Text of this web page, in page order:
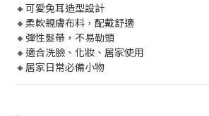
🔸可愛兔耳造型設計
🔸柔軟親膚布料，配戴舒適
🔸彈性髮帶，不易勒頭
🔸適合洗臉、化妝、居家使用
🔸居家日常必備小物